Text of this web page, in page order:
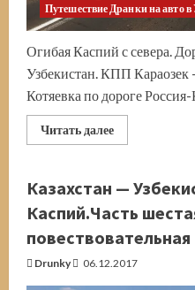
Путешествие Дранки на авто в
Огибая Каспий с севера.
Узбекистан. КПП
Котяевка по дороге Россия-
Читать далееПрочитать
больше
Узбекистан.
Россия
Казахстан.
Караозек
Казахстан —
Каспий.Часть
повествовательная
Drunky 06.12.2017